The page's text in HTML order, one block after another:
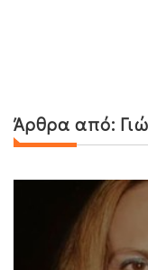
Άρθρα από: